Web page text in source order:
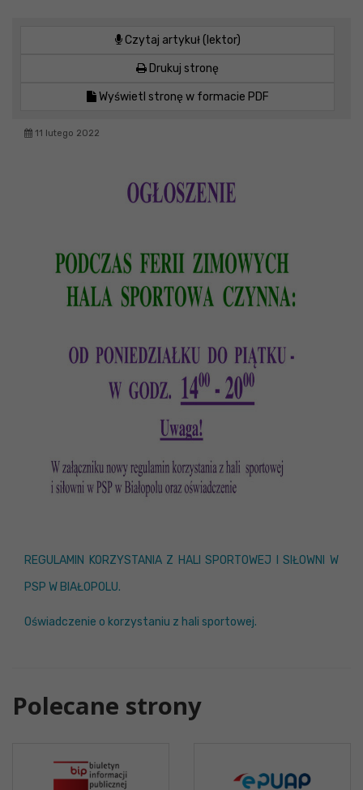
Czytaj artykuł (lektor)
Drukuj stronę
Wyświetl stronę w formacie PDF
11 lutego 2022
REGULAMIN KORZYSTANIA Z HALI SPORTOWEJ I SIŁOWNI W
PSP W BIAŁOPOLU.
Oświadczenie o korzystaniu z hali sportowej.
Polecane strony